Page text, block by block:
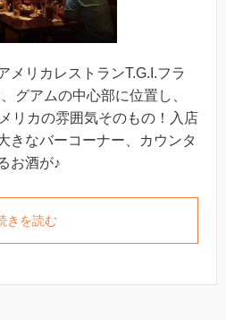
メリカレストランT.G.I.フラ
グアムの中心部に位置し、
リカの雰囲気そのもの！入店
きなバーコーナー、カウンタ
お酒が♪
きを読む